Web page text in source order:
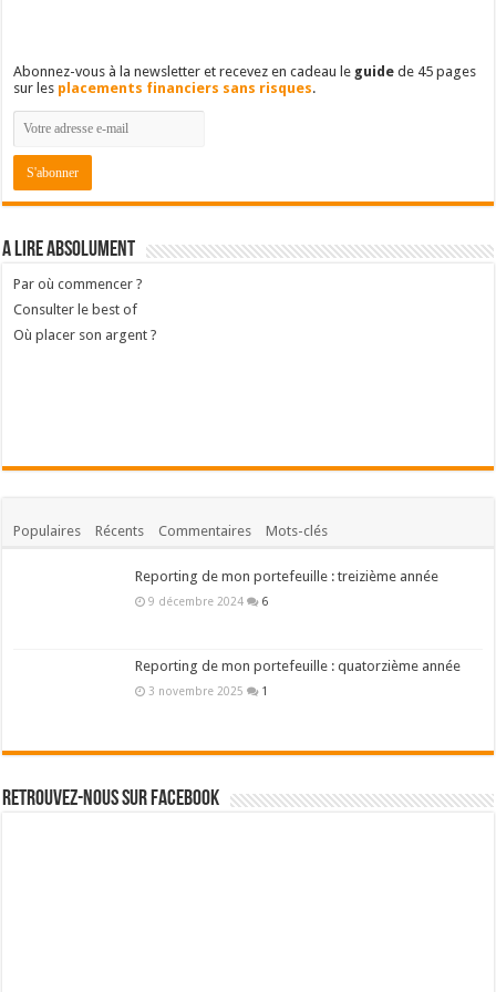
Abonnez-vous à la newsletter et recevez en cadeau le guide de 45 pages
sur les placements financiers sans risques.
A lire absolument
Par où commencer ?
Consulter le best of
Où placer son argent ?
Populaires Récents Commentaires Mots-clés
Reporting de mon portefeuille : treizième année
9 décembre 2024 6
Reporting de mon portefeuille : quatorzième année
3 novembre 2025 1
Retrouvez-nous sur Facebook